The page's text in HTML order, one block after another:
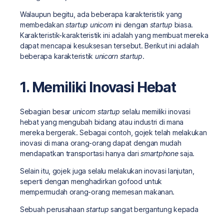
Walaupun begitu, ada beberapa karakteristik yang
membedakanstartup unicornini dengan startup biasa.
Karakteristik-karakteristik ini adalah yang membuat mereka
dapat mencapai kesuksesan tersebut. Berikut ini adalah
beberapa karakteristik unicorn startup.
1. Memiliki Inovasi Hebat
Sebagian besar unicorn startup selalu memiliki inovasi
hebat yang mengubah bidang atau industri di mana
mereka bergerak. Sebagai contoh, gojek telah melakukan
inovasi di mana orang-orang dapat dengan mudah
mendapatkan transportasi hanya darismartphonesaja.
Selain itu, gojek juga selalu melakukan inovasi lanjutan,
seperti dengan menghadirkan gofood untuk
mempermudah orang-orang memesan makanan.
Sebuah perusahaanstartup sangat bergantung kepada